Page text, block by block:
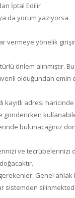
İptal Edilir
da yorum yazıyorsa
vermeye yönelik
önlem alınmıştır.
olduğundan emin
kayıtlı adresi
gönderirken
bulunacağınız
ve tecrübelerinizi
Genel ahlak
sistemden